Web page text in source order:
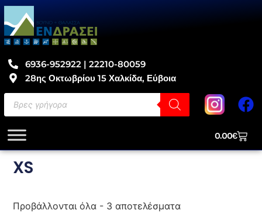
6936-952922 | 22210-80059
28ης Οκτωβρίου 15 Χαλκίδα, Εύβοια
0.00€
XS
Προβάλλονται όλα - 3 αποτελέσματα